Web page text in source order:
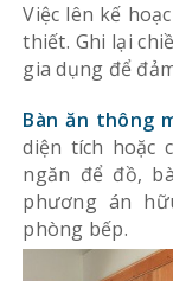
Việc lên kế
thiết. Ghi lại
gia dụng để
Bàn ăn thông
diện tích hoặc
ngăn để đồ,
phương án
phòng bếp.